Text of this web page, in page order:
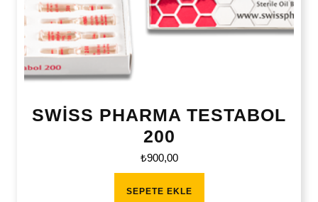
SWİSS PHARMA TESTABOL
200
₺900,00
SEPETE EKLE